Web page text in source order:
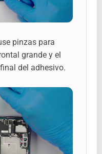
pinzas para
grande y el
del adhesivo.